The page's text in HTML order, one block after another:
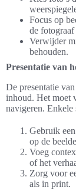
Focus op
de fotograaf
Verwijder
behouden.
Presentatie van
De presentatie
inhoud. Het moet
navigeren. Enkele
Gebruik
op de
Voeg
of het
Zorg voor
als in print.